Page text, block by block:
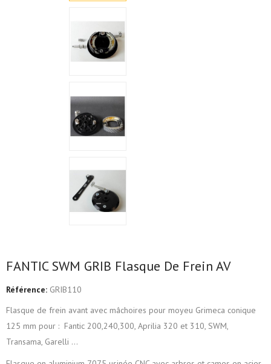
FANTIC SWM GRIB Flasque De Frein AV
Référence: GRIB110
Flasque de frein avant avec mâchoires pour moyeu Grimeca conique
125 mm pour : Fantic 200,240,300, Aprilia 320 et 310, SWM,
Transama, Garelli ...